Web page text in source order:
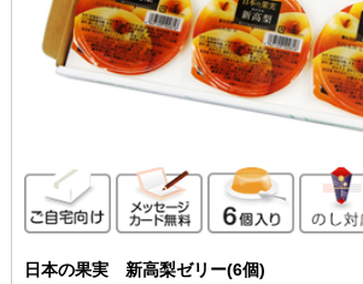
ご自宅向けメッセージカード
6個入り
日本の果実 新高梨ゼリー(6個)